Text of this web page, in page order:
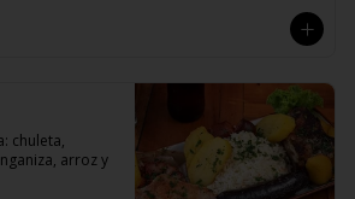
chuleta,
arroz y